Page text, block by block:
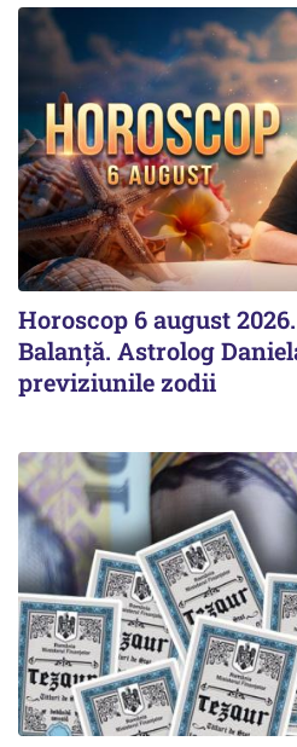
Horoscop 6 august
Balanță. Astrolog
previziunile zodii